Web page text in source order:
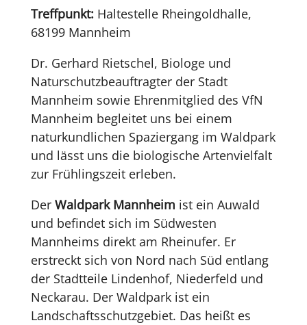
Treffpunkt:Haltestelle Rheingoldhalle,
68199 Mannheim
Dr. Gerhard Rietschel, Biologe und
Naturschutzbeauftragter der Stadt
Mannheim sowie Ehrenmitglied des VfN
Mannheim begleitet uns bei einem
naturkundlichen Spaziergang im Waldpark
und lässt uns die biologische Artenvielfalt
zur Frühlingszeit erleben.
DerWaldpark Mannheim ist ein Auwald
und befindet sich im Südwesten
Mannheims direkt am Rheinufer. Er
erstreckt sich von Nord nach Süd entlang
der Stadtteile Lindenhof, Niederfeld und
Neckarau. Der Waldpark ist ein
Landschaftsschutzgebiet. Das heißt es